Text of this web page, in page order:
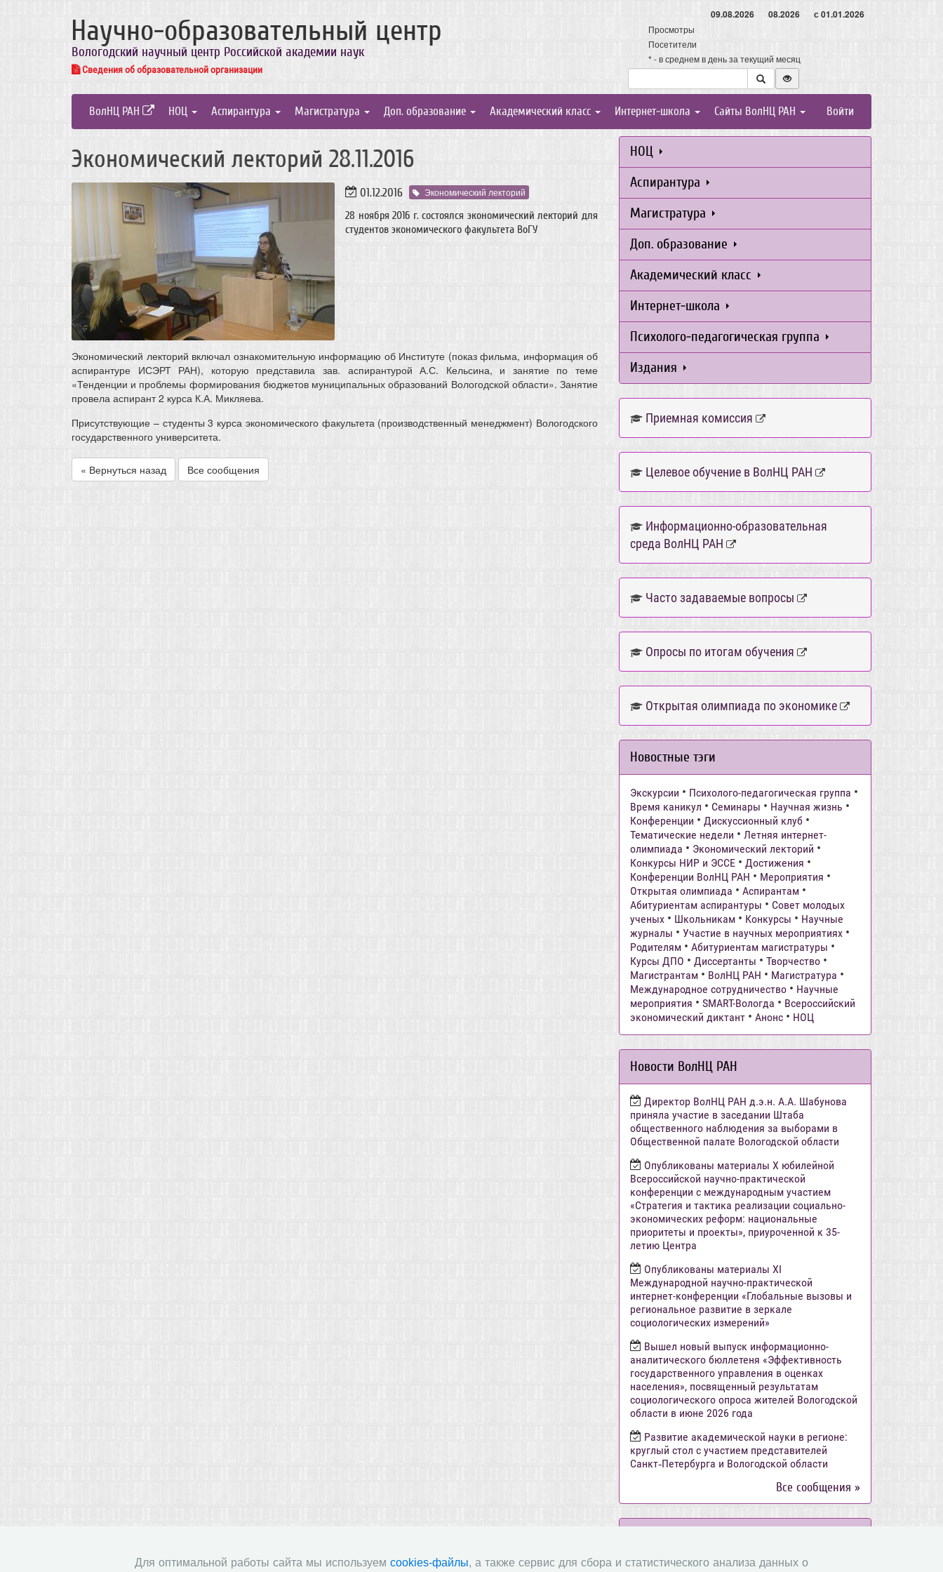
Научно-образовательный центр
Вологодский научный центр Российской академии наук
Сведения об образовательной организации
09.08.2026 08.2026 с 01.01.2026
Просмотры
Посетители
* - в среднем в день за текущий месяц
ВолНЦ РАН НОЦ Аспирантура Магистратура Доп. образование Академический класс Интернет-школа Сайты ВолНЦ РАН Войти
Экономический лекторий 28.11.2016
01.12.2016 Экономический лекторий
28 ноября 2016 г. состоялся экономический лекторий для
студентов экономического факультета ВоГУ
Экономический лекторий включал ознакомительную информацию об Институте (показ фильма, информация об
аспирантуре ИСЭРТ РАН), которую представила зав. аспирантурой А.С. Кельсина, и занятие по теме
«Тенденции и проблемы формирования бюджетов муниципальных образований Вологодской области». Занятие
провела аспирант 2 курса К.А. Микляева.
Присутствующие – студенты 3 курса экономического факультета (производственный менеджмент) Вологодского
государственного университета.
« Вернуться назад Все сообщения
НОЦ
Аспирантура
Магистратура
Доп. образование
Академический класс
Интернет-школа
Психолого-педагогическая группа
Издания
Приемная комиссия
Целевое обучение в ВолНЦ РАН
Информационно-образовательная
среда ВолНЦ РАН
Часто задаваемые вопросы
Опросы по итогам обучения
Открытая олимпиада по экономике
Новостные тэги
Экскурсии • Психолого-педагогическая группа •
Время каникул • Семинары • Научная жизнь •
Конференции • Дискуссионный клуб •
Тематические недели • Летняя интернет-
олимпиада • Экономический лекторий •
Конкурсы НИР и ЭССЕ • Достижения •
Конференции ВолНЦ РАН • Мероприятия •
Открытая олимпиада • Аспирантам •
Абитуриентам аспирантуры • Совет молодых
ученых • Школьникам • Конкурсы • Научные
журналы • Участие в научных мероприятиях •
Родителям • Абитуриентам магистратуры •
Курсы ДПО • Диссертанты • Творчество •
Магистрантам • ВолНЦ РАН • Магистратура •
Международное сотрудничество • Научные
мероприятия • SMART-Вологда • Всероссийский
экономический диктант • Анонс • НОЦ
Новости ВолНЦ РАН
Директор ВолНЦ РАН д.э.н. А.А. Шабунова
приняла участие в заседании Штаба
общественного наблюдения за выборами в
Общественной палате Вологодской области
Опубликованы материалы X юбилейной
Всероссийской научно-практической
конференции с международным участием
«Стратегия и тактика реализации социально-
экономических реформ: национальные
приоритеты и проекты», приуроченной к 35-
летию Центра
Опубликованы материалы XI
Международной научно-практической
интернет-конференции «Глобальные вызовы и
региональное развитие в зеркале
социологических измерений»
Вышел новый выпуск информационно-
аналитического бюллетеня «Эффективность
государственного управления в оценках
населения», посвященный результатам
социологического опроса жителей Вологодской
области в июне 2026 года
Развитие академической науки в регионе:
круглый стол с участием представителей
Санкт‑Петербурга и Вологодской области
Все сообщения »
Для оптимальной работы сайта мы используем cookies-файлы, а также сервис для сбора и статистического анализа данных о